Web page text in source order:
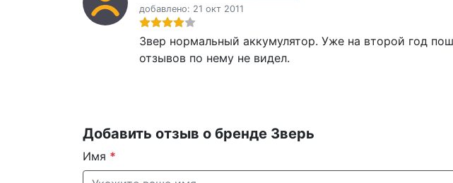
добавлено: 21 окт 2011
Звер нормальный аккумулятор. Уже на второй год
отзывов по нему не видел.
Добавить отзыв о бренде Зверь
Имя *